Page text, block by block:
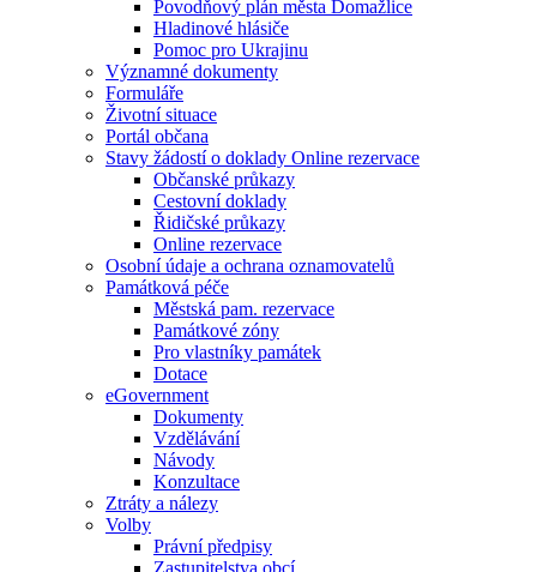
Povodňový plán města Domažlice
Hladinové hlásiče
Pomoc pro Ukrajinu
Významné dokumenty
Formuláře
Životní situace
Portál občana
Stavy žádostí o doklady Online rezervace
Občanské průkazy
Cestovní doklady
Řidičské průkazy
Online rezervace
Osobní údaje a ochrana oznamovatelů
Památková péče
Městská pam. rezervace
Památkové zóny
Pro vlastníky památek
Dotace
eGovernment
Dokumenty
Vzdělávání
Návody
Konzultace
Ztráty a nálezy
Volby
Právní předpisy
Zastupitelstva obcí